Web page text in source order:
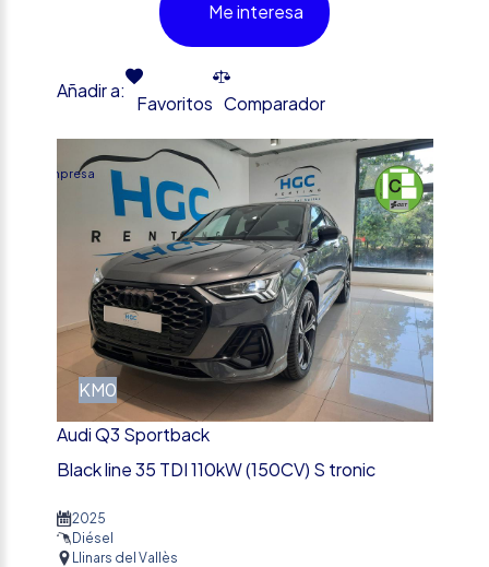
Me interesa
Añadir a:
Favoritos Comparador
KM0
Empresa
Audi Q3 Sportback
Black line 35 TDI 110kW (150CV) S tronic
2025
Diésel
Llinars del Vallès